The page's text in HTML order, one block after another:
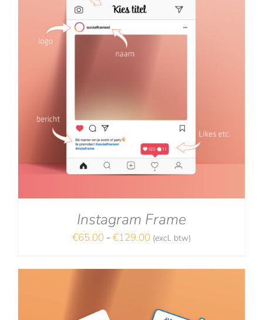
Instagram Frame
€65.00 - €129.00Prijsklasse:
tot
(excl. btw)